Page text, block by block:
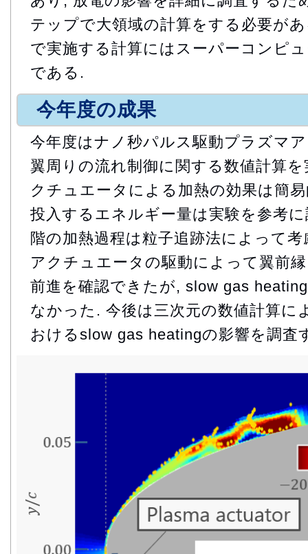
テップで大領域の計算をする必要が
で実施する計算にはスーパーコンピ
である.
今年度の成果
今年度はナノ秒パルス駆動プラズマ
翼周りの流れ制御に関する数値計算
クチュエータによる加熱の効果は簡
投入するエネルギー量は実験を参考
階の加熱過程は粒子追跡法によって
アクチュエータの駆動によって翼前
前進を確認できたが, slow gas
なかった. 今後は三次元の数値計算に
おけるslow gas heatingの影響を調査